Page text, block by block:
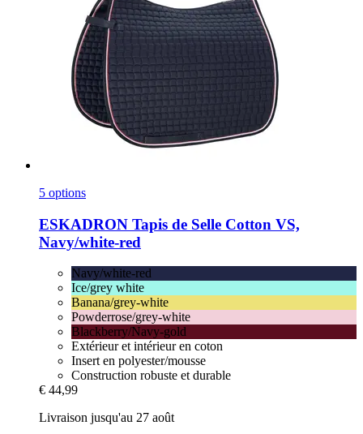
5 options
ESKADRON Tapis de Selle Cotton VS,
Navy/white-​red
Navy/white-red
Ice/grey white
Banana/grey-white
Powderrose/grey-white
Blackberry/Navy-gold
Extérieur et intérieur en coton
Insert en polyester/mousse
Construction robuste et durable
€ 44,99
Livraison jusqu'au 27 août